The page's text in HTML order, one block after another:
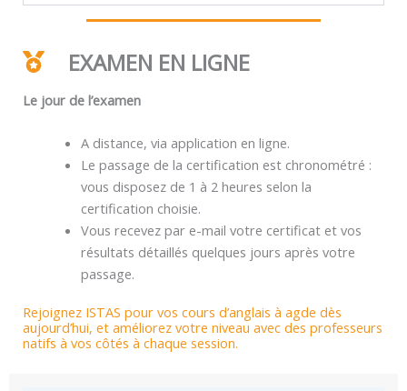
EXAMEN EN LIGNE
Le jour de l’examen
A distance, via application en ligne.
Le passage de la certification est chronométré :
vous disposez de 1 à 2 heures selon la
certification choisie.
Vous recevez par e-mail votre certificat et vos
résultats détaillés quelques jours après votre
passage.
Rejoignez ISTAS pour vos cours d’anglais à agde dès
aujourd’hui, et améliorez votre niveau avec des professeurs
natifs à vos côtés à chaque session.